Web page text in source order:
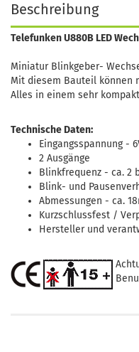
Beschreibung
Telefunken U880B LED
Miniatur Blinkgeber-
Mit diesem Bauteil können
Alles in einem sehr
Technische Daten:
Eingangsspannung -
2 Ausgänge
Blinkfrequenz - ca. 2
Blink- und
Abmessungen - ca.
Kurzschlussfest /
Hersteller und